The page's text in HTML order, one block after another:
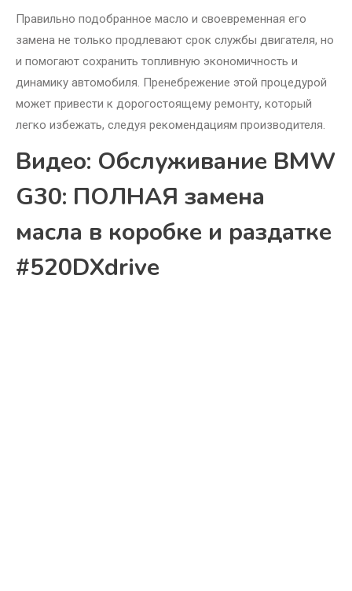
Правильно подобранное масло и своевременная его
замена не только продлевают срок службы двигателя, но
и помогают сохранить топливную экономичность и
динамику автомобиля. Пренебрежение этой процедурой
может привести к дорогостоящему ремонту, который
легко избежать, следуя рекомендациям производителя.
Видео: Обслуживание BMW
G30: ПОЛНАЯ замена
масла в коробке и раздатке
#520DXdrive